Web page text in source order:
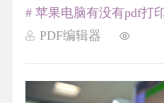
PDF编辑器
# 苹果电脑有没有pdf打